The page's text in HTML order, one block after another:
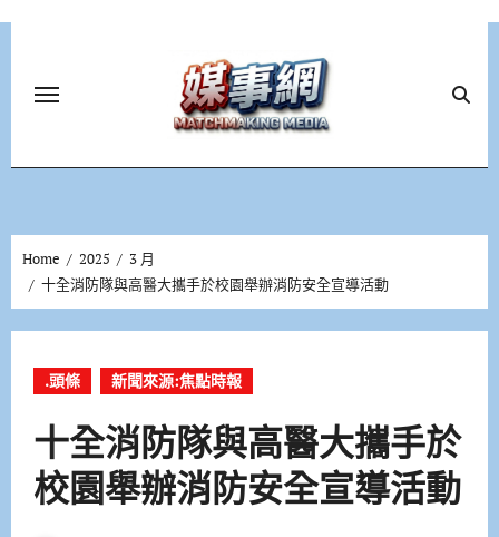
Home 2025
3 月
十全消防隊與高醫大攜手於校園舉辦消防安全宣導活動
.頭條 新聞來源:焦點時報
十全消防隊與高醫大攜手於
校園舉辦消防安全宣導活動